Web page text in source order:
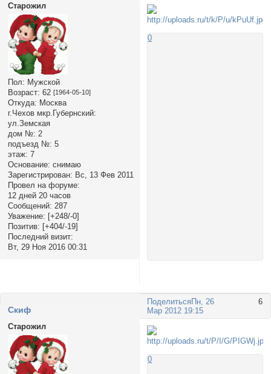
Старожил
Пол: Мужской
Возраст: 62 [1964-05-10]
Откуда: Москва
г.Чехов мкр.Губернский:
ул.Земская
дом №: 2
подъезд №: 5
этаж: 7
Основание: снимаю
Зарегистрирован: Вс, 13 Фев 2011
Провел на форуме:
12 дней 20 часов
Сообщений: 287
Уважение: [+248/-0]
Позитив: [+404/-19]
Последний визит:
Вт, 29 Ноя 2016 00:31
0
Поделиться 6
Пн, 26
Мар 2012 19:15
Cкиф
Старожил
0